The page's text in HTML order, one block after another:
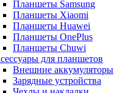
Планшеты Samsung
Планшеты Xiaomi
Планшеты Huawei
Планшеты OnePlus
Планшеты Chuwi
для планшетов
Внешние аккумуляторы
Зарядные устройства